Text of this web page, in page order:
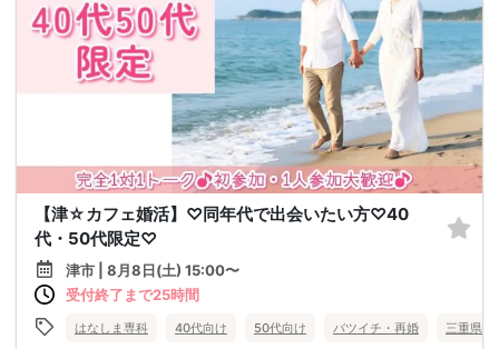
【津☆カフェ婚活】♡同年代で出会いたい方♡40
代・50代限定♡
津市 | 8月8日(土) 15:00〜
受付終了まで25時間
はなしま専科 40代向け 50代向け バツイチ・再婚 三重県